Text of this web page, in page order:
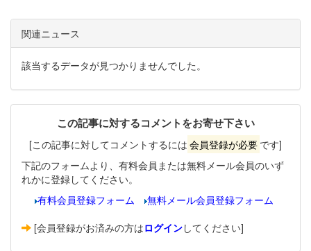
関連ニュース
該当するデータが見つかりませんでした。
この記事に対するコメントをお寄せ下さい
[この記事に対してコメントするには 会員登録が必要 です]
下記のフォームより、有料会員または無料メール会員のいず
れかに登録してください。
有料会員登録フォーム
無料メール会員登録フォーム
[会員登録がお済みの方はログインしてください]